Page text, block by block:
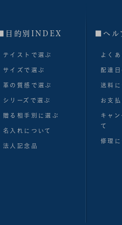
■目的別INDEX
テイストで選ぶ
サイズで選ぶ
革の質感で選ぶ
シリーズで選ぶ
贈る相手別に選ぶ
名入れについて
法人記念品
■へル
よく
配達
送料に
お支
キャ
て
修理に